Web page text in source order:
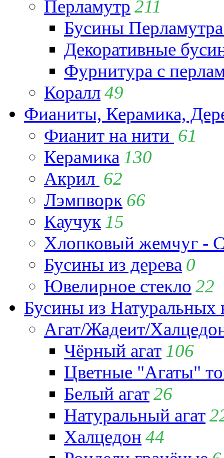
Перламутр 211
Бусины
Декоративные
Фурнитура с
Коралл49
Фианиты, Керамика,
Фианит на нити 61
Керамика 130
Акрил 62
Лэмпворк 66
Каучук 15
Хлопковый жемчуг -
Бусины из дерева 0
Ювелирное стекло 22
Бусины из Натуральных
Агат/Жадеит/
Чёрный агат 106
Цветные "Агаты"
Белый агат26
Натуральный агат
Халцедон 44